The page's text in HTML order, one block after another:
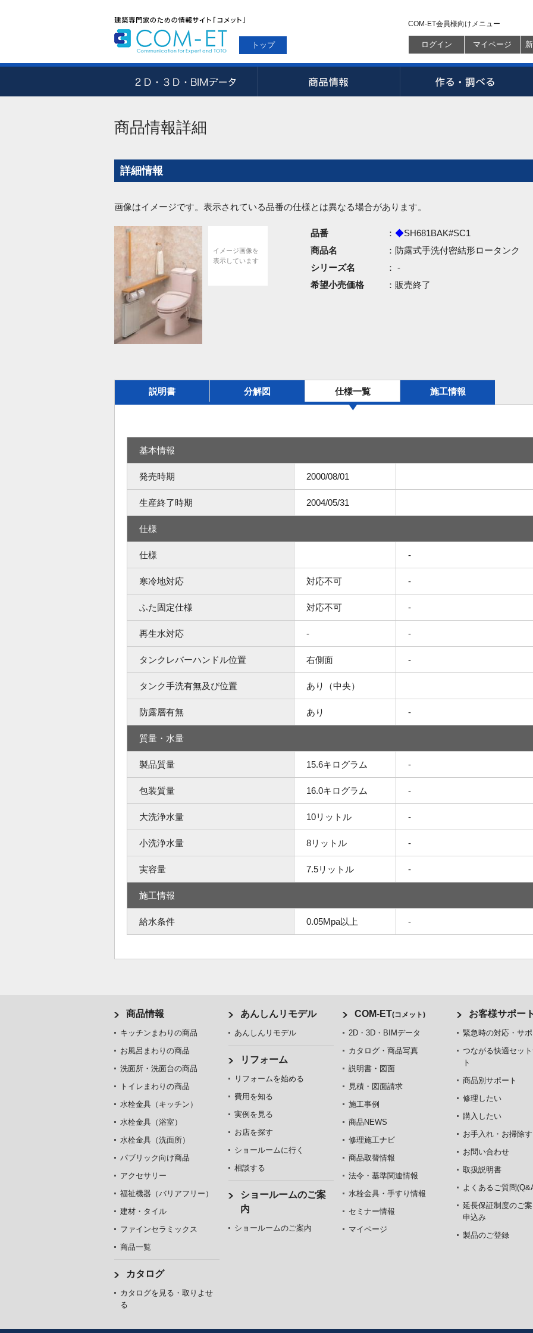
トップ
COM-ET会員様向けメニュー
ログイン マイページ
商品情報詳細
詳細情報
画像はイメージです。表示されている品番の仕様とは異なる場合があります。
イメージ画像を
表示しています
品番 ： ◆SH681BAK#SC1
商品名
：防露式手洗付密結形ロータンク
シリーズ名
： -
希望小売価格
：販売終了
説明書 分解図 仕様一覧 施工情報
基本情報
発売時期 2000/08/01
生産終了時期 2004/05/31
仕様
仕様 -
寒冷地対応 対応不可 -
ふた固定仕様 対応不可 -
再生水対応 - -
タンクレバーハンドル位置 右側面 -
タンク手洗有無及び位置 あり（中央）
防露層有無 あり -
質量・水量
製品質量 15.6キログラム -
包装質量 16.0キログラム -
大洗浄水量 10リットル -
小洗浄水量 8リットル -
実容量 7.5リットル -
施工情報
給水条件 0.05Mpa以上 -
商品情報
キッチンまわりの商品
お風呂まわりの商品
洗面所・洗面台の商品
トイレまわりの商品
水栓金具（キッチン）
水栓金具（浴室）
水栓金具（洗面所）
パブリック向け商品
アクセサリー
福祉機器（バリアフリー）
建材・タイル
ファインセラミックス
商品一覧
カタログ
カタログを見る・取りよせ
る
あんしんリモデル
あんしんリモデル
リフォーム
リフォームを始める
費用を知る
実例を見る
お店を探す
ショールームに行く
相談する
ショールームのご案
内
ショールームのご案内
COM-ET(コメット)
2D・3D・BIMデータ
カタログ・商品写真
説明書・図面
見積・図面請求
施工事例
商品NEWS
修理施工ナビ
商品取替情報
法令・基準関連情報
水栓金具・手すり情報
セミナー情報
マイページ
お客様サポー
緊急時の対応・サ
つながる快適セッ
ト
商品別サポート
修理したい
購入したい
お手入れ・お掃除
お問い合わせ
取扱説明書
よくあるご質問
延長保証制度のご
申込み
製品のご登録